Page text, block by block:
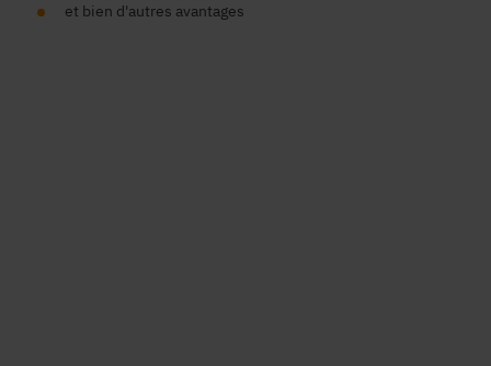
et bien d'autres avantages